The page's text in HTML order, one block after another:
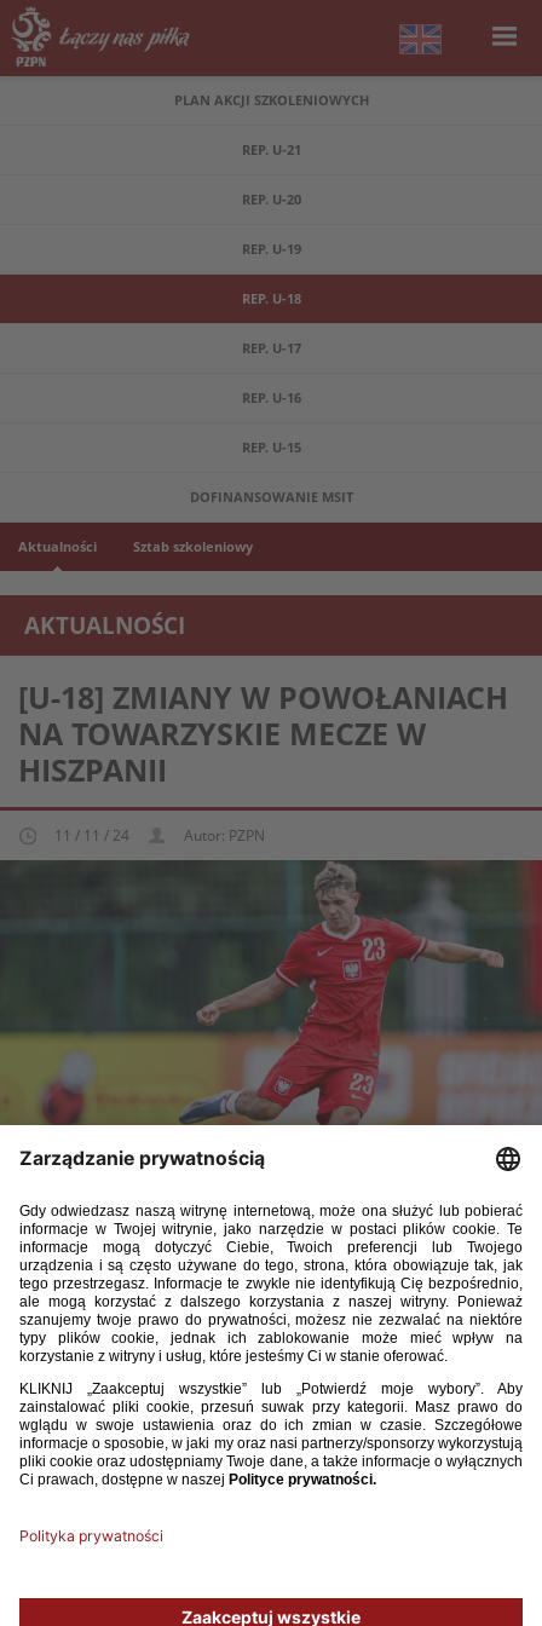
PLAN AKCJI SZKOLENIOWYCH
REP. U-21
REP. U-20
REP. U-19
REP. U-18
REP. U-17
REP. U-16
REP. U-15
DOFINANSOWANIE MSIT
Aktualności Sztab szkoleniowy
AKTUALNOŚCI
REPREZENTACJA MŁODZIEŻOWA U-18
[U-18] ZMIANY W POWOŁANIACH
NA TOWARZYSKIE MECZE W
HISZPANII
11 / 11 / 24 Autor: PZPN
Selekcjoner reprezentacji Polski do lat 18 Łukasz Sosin
powołał dodatkowo dwóch piłkarzy na zgrupowanie
w Hiszpanii, podczas którego biało-czerwoni zagrają
towarzysko z Anglią oraz Belgią lub Niemcami.
Powołania otrzymali Michał Wróblewski (Śląsk Wrocław) oraz Dawid
Mazurek (Górnik Zabrze).
W zgrupowaniu nie wezmą udziału kontuzjowani Antoni Kulikowski
11 w Oliva Nova. 18 listopada (także w Oliva Nova) o godzinie 11